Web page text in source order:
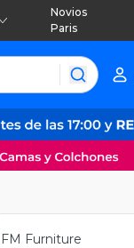
Novios
Paris
FM Furniture